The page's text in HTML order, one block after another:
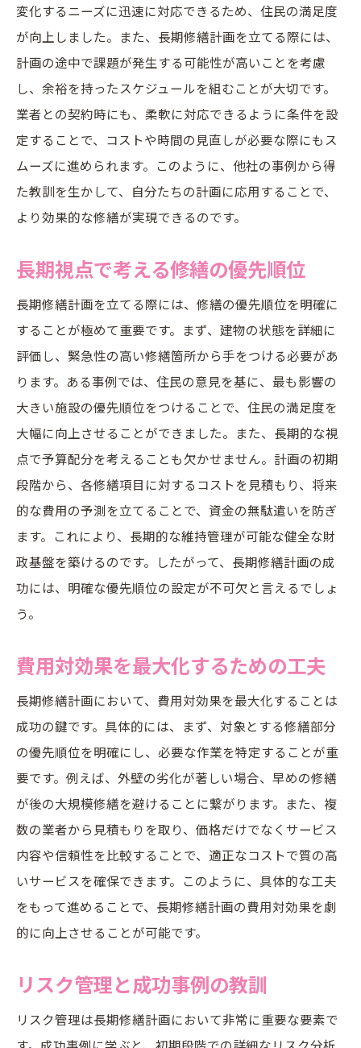
対話が計画成功に与える影響
住民の意見をどう取り入れるか
成功事例から学ぶ対話の形
住民の理解を得るための工夫
計画段階での住民巻き込みの実践例
住民との対話がもたらす長期的な効果
修繕の進捗管理成功事例から学ぶ実践的アプロ
ーチ
進捗管理の基本と重要性
成功事例が示す実施手順
進捗状況を住民に伝える方法
実例に学ぶ効果的な管理手法
進捗管理で失敗しないためのポイント
長期修繕計画で押さえておくべき他社の成功要
因
成功事例で共通する計画の特徴
他社の成功要因に学ぶ計画の立て方
失敗しないためのリスク管理策
成功事例から得るべき教訓
変化するニーズに迅速に対応できるため、住民の満足度
が向上しました。また、長期修繕計画を立てる際には、
計画の途中で課題が発生する可能性が高いことを考慮
し、余裕を持ったスケジュールを組むことが大切です。
業者との契約時にも、柔軟に対応できるように条件を設
定することで、コストや時間の見直しが必要な際にもス
ムーズに進められます。このように、他社の事例から得
た教訓を生かして、自分たちの計画に応用することで、
より効果的な修繕が実現できるのです。
長期視点で考える修繕の優先順位
長期修繕計画を立てる際には、修繕の優先順位を明確に
することが極めて重要です。まず、建物の状態を詳細に
評価し、緊急性の高い修繕箇所から手をつける必要があ
ります。ある事例では、住民の意見を基に、最も影響の
大きい施設の優先順位をつけることで、住民の満足度を
大幅に向上させることができました。また、長期的な視
点で予算配分を考えることも欠かせません。計画の初期
段階から、各修繕項目に対するコストを見積もり、将来
的な費用の予測を立てることで、資金の無駄遣いを防ぎ
ます。これにより、長期的な維持管理が可能な健全な財
政基盤を築けるのです。したがって、長期修繕計画の成
功には、明確な優先順位の設定が不可欠と言えるでしょ
う。
費用対効果を最大化するための工夫
長期修繕計画において、費用対効果を最大化することは
成功の鍵です。具体的には、まず、対象とする修繕部分
の優先順位を明確にし、必要な作業を特定することが重
要です。例えば、外壁の劣化が著しい場合、早めの修繕
が後の大規模修繕を避けることに繋がります。また、複
数の業者から見積もりを取り、価格だけでなくサービス
内容や信頼性を比較することで、適正なコストで質の高
いサービスを確保できます。このように、具体的な工夫
をもって進めることで、長期修繕計画の費用対効果を劇
的に向上させることが可能です。
リスク管理と成功事例の教訓
リスク管理は長期修繕計画において非常に重要な要素で